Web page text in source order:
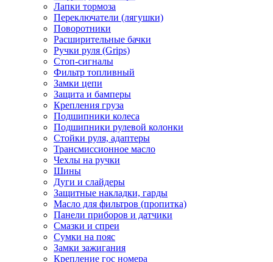
Лапки тормоза
Переключатели (лягушки)
Поворотники
Расширительные бачки
Ручки руля (Grips)
Стоп-сигналы
Фильтр топливный
Замки цепи
Защита и бамперы
Крепления груза
Подшипники колеса
Подшипники рулевой колонки
Стойки руля, адаптеры
Трансмиссионное масло
Чехлы на ручки
Шины
Дуги и слайдеры
Защитные накладки, гарды
Масло для фильтров (пропитка)
Панели приборов и датчики
Смазки и спреи
Сумки на пояс
Замки зажигания
Крепление гос номера